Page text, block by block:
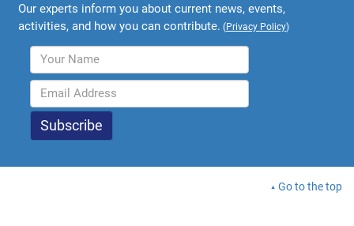
Our experts inform you about current news, events,
activities, and how you can contribute. (Privacy Policy)
Go to the top